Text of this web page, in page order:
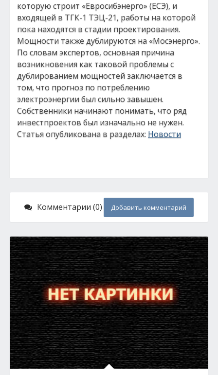
которую строит «Евросибэнерго» (ЕСЭ), и
входящей в ТГК-1 ТЭЦ-21, работы на которой
пока находятся в стадии проектирования.
Мощности также дублируются на «Мосэнерго».
По словам экспертов, основная причина
возникновения как таковой проблемы с
дублированием мощностей заключается в
том, что прогноз по потреблению
электроэнергии был сильно завышен.
Собственники начинают понимать, что ряд
инвестпроектов был изначально не нужен.
Статья опубликована в разделах: Новости
Комментарии (0) Добавить комментарий